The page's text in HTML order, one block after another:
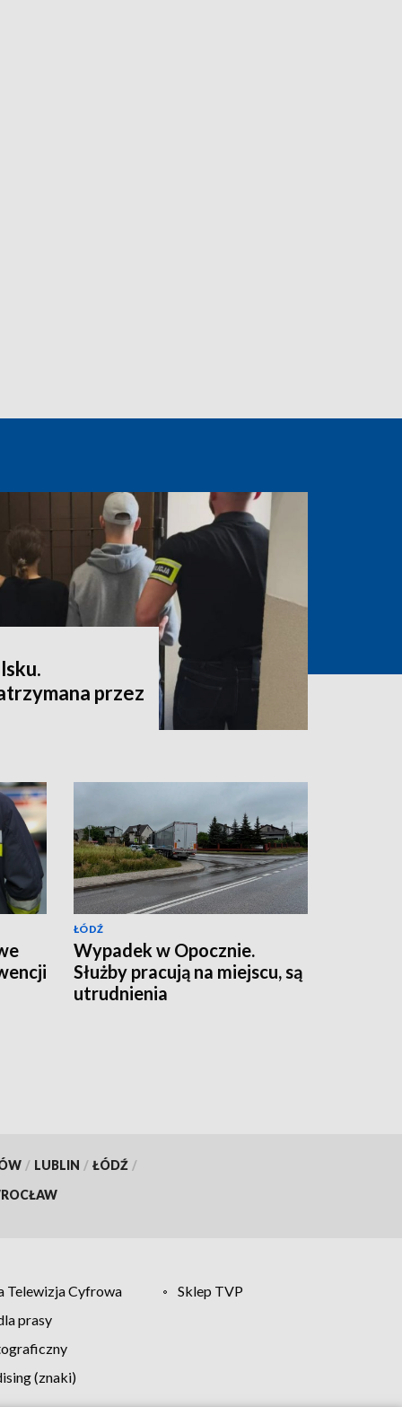
przez
ŁÓDŹ
Wypadek w Opocznie.
Służby pracują na miejscu, są
utrudnienia
/ LUBLIN / ŁÓDŹ /
Telewizja Cyfrowa
Sklep TVP
prasy
(znaki)